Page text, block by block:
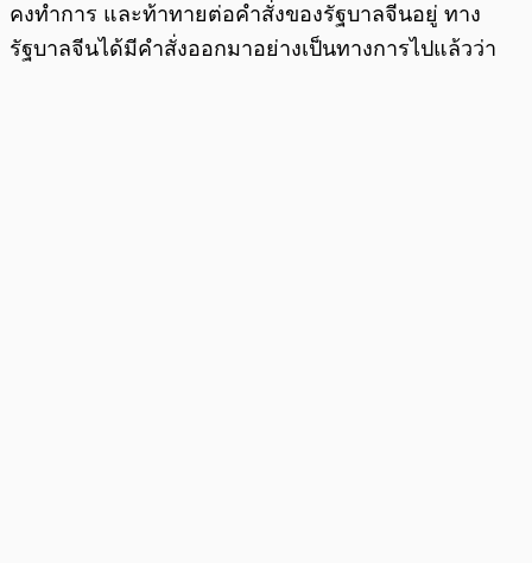
คงทำการ และท้าทายต่อคำสั่งของรัฐบาลจีนอยู่ ทาง
รัฐบาลจีนได้มีคำสั่งออกมาอย่างเป็นทางการไปแล้วว่า